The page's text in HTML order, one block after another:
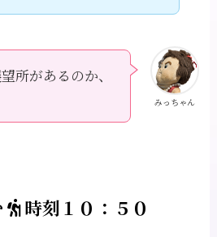
みっちゃん
所があるのか、
時刻１０：５０